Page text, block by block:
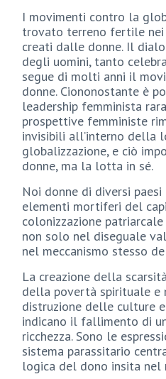
I movimenti contro la
trovato terreno fertile nei
creati dalle donne. Il
degli uomini, tanto
segue di molti anni il
donne. Ciononostante è
leadership femminista
prospettive femministe
invisibili all’interno della
globalizzazione, e ciò
donne, ma la lotta in sé.
Noi donne di diversi
elementi mortiferi del
colonizzazione
non solo nel diseguale
nel meccanismo stesso
La creazione della
della povertà spirituale e
distruzione delle culture
indicano il fallimento di
ricchezza. Sono le
sistema parassitario
logica del dono insita nel